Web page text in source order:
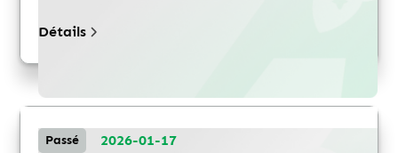
Détails
Passé 2026-01-17